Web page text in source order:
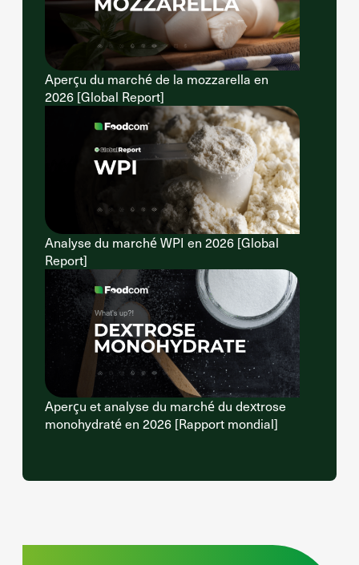
Aperçu du marché de la mozzarella en
2026 [Global Report]
Analyse du marché WPI en 2026 [Global
Report]
Aperçu et analyse du marché du dextrose
monohydraté en 2026 [Rapport mondial]